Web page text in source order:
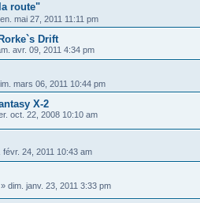
route"
mai 27, 2011 11:11 pm
Drift
avr. 09, 2011 4:34 pm
mars 06, 2011 10:44 pm
X-2
oct. 22, 2008 10:10 am
févr. 24, 2011 10:43 am
» dim. janv. 23, 2011 3:33 pm